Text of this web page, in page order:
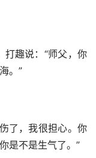
趣说：“师父，你
。”
了，我很担心。你
是不是生气了。”